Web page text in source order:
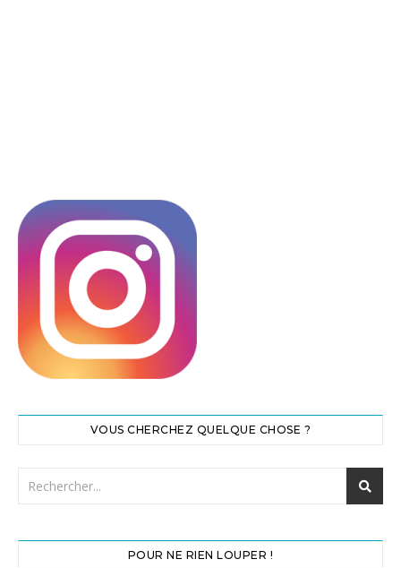
VOUS CHERCHEZ QUELQUE CHOSE ?
POUR NE RIEN LOUPER !